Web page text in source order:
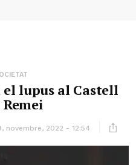
lupus al Castell
novembre, 2022 - 12:54